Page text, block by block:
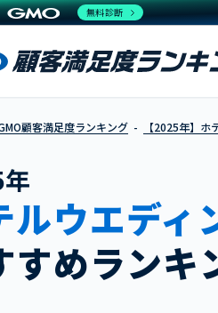
顧客満足度ランキング 【2025年】ホ
ルウエディ
すめランキ
無料診断